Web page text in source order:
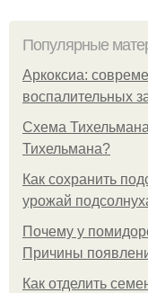
Популярные
Аркоксиа:
воспалительных
Схема
Тихельмана?
Как сохранить
урожай
Почему у
Причины
Как отделить